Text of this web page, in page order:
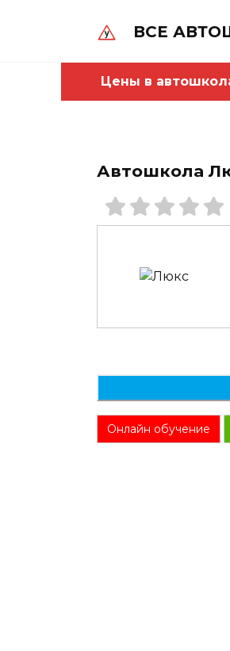
ВСЕ
Цены в
Автошкола
Онлайн обучение